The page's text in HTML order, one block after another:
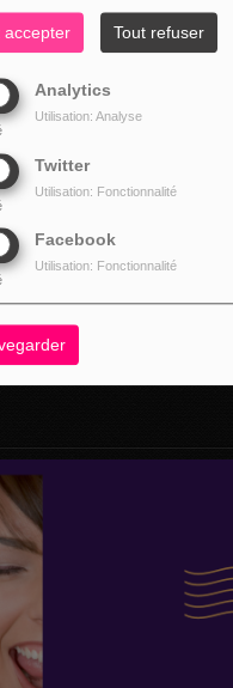
accepter Tout refuser
Analytics
Utilisation: Analyse
Twitter
Utilisation: Fonctionnalité
Facebook
Utilisation: Fonctionnalité